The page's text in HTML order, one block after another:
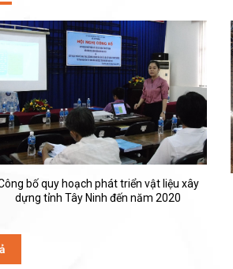
bố quy hoạch phát triển vật liệu xây
dựng tỉnh Tây Ninh đến năm 2020